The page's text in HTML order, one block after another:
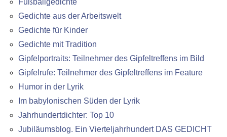
Fußballgedichte
Gedichte aus der Arbeitswelt
Gedichte für Kinder
Gedichte mit Tradition
Gipfelportraits: Teilnehmer des Gipfeltreffens im Bild
Gipfelrufe: Teilnehmer des Gipfeltreffens im Feature
Humor in der Lyrik
Im babylonischen Süden der Lyrik
Jahrhundertdichter: Top 10
Jubiläumsblog. Ein Vierteljahrhundert DAS GEDICHT